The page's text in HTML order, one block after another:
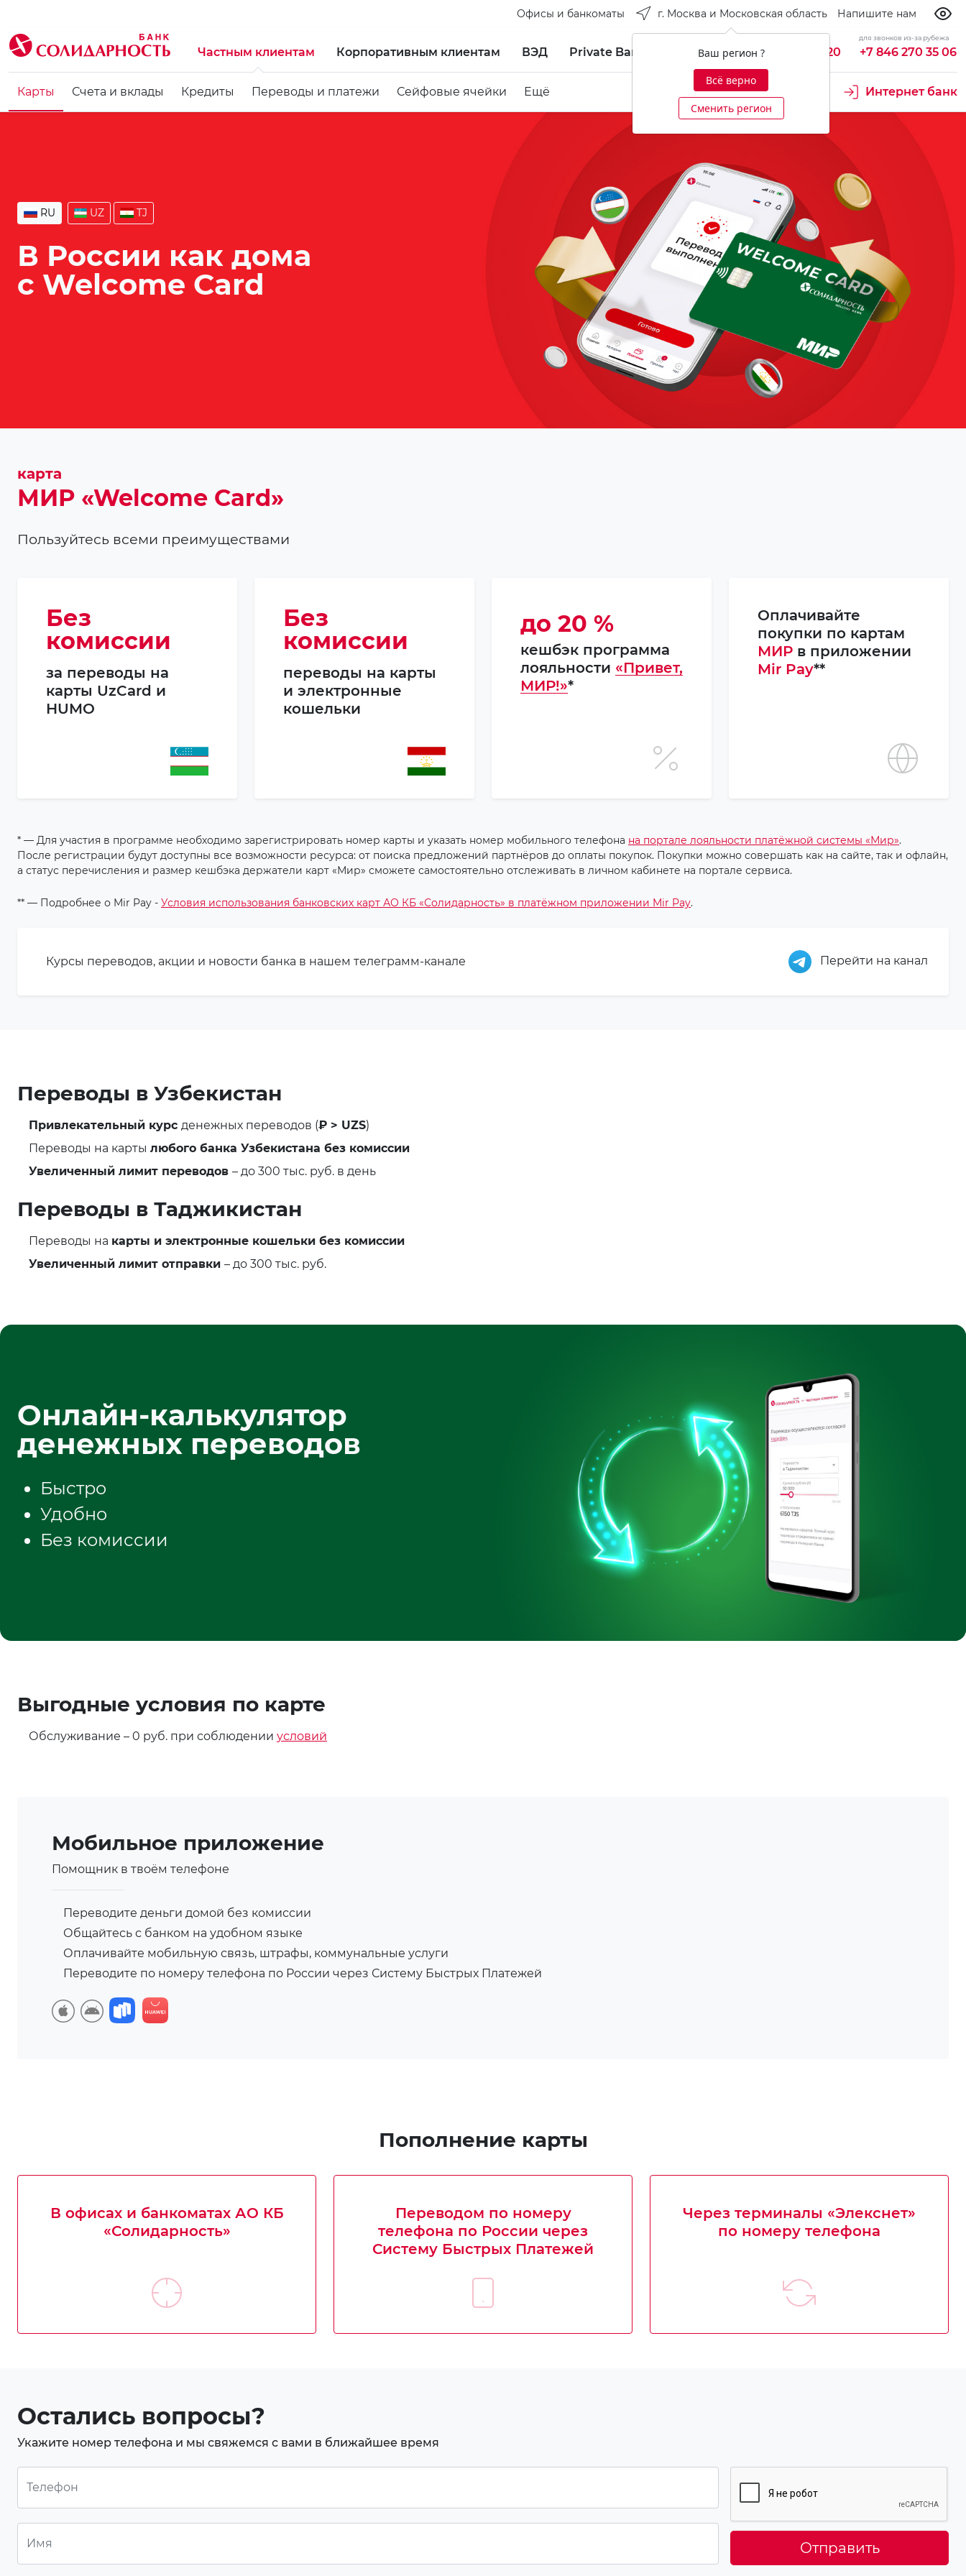
Офисы и банкоматы г. Москва и Московская область Напишите нам
Частным клиентам Корпоративным клиентам ВЭД Private Banking 8 800 700 92 20
для звонков из-за рубежа
+7 846 270 35 06
Карты Счета и вклады Кредиты Переводы и платежи Сейфовые ячейки Ещё Интернет банк
RU UZ TJ
В России как дома
с Welcome Card
карта
МИР «Welcome Card»
Пользуйтесь всеми преимуществами
Без
комиссии
за переводы на
карты UzCard и
HUMO
Без
комиссии
переводы на карты
и электронные
кошельки
до 20 %
кешбэк программа
лояльности «Привет,
МИР!»*
Оплачивайте
покупки по картам
МИР в приложении
Mir Pay**
* — Для участия в программе необходимо зарегистрировать номер карты и указать номер мобильного телефона на портале лояльности платёжной системы «Мир».
После регистрации будут доступны все возможности ресурса: от поиска предложений партнёров до оплаты покупок. Покупки можно совершать как на сайте, так и офлайн,
а статус перечисления и размер кешбэка держатели карт «Мир» сможете самостоятельно отслеживать в личном кабинете на портале сервиса.
** — Подробнее о Mir Pay - Условия использования банковских карт АО КБ «Солидарность» в платёжном приложении Mir Pay.
Курсы переводов, акции и новости банка в нашем телеграмм-канале Перейти на канал
Переводы в Узбекистан
Привлекательный курс денежных переводов (₽ > UZS)
Переводы на карты любого банка Узбекистана без комиссии
Увеличенный лимит переводов – до 300 тыс. руб. в день
Переводы в Таджикистан
Переводы на карты и электронные кошельки без комиссии
Увеличенный лимит отправки – до 300 тыс. руб.
Онлайн-калькулятор
денежных переводов
Быстро
Удобно
Без комиссии
Выгодные условия по карте
Обслуживание – 0 руб. при соблюдении условий
Мобильное приложение
Помощник в твоём телефоне
Переводите деньги домой без комиссии
Общайтесь с банком на удобном языке
Оплачивайте мобильную связь, штрафы, коммунальные услуги
Переводите по номеру телефона по России через Систему Быстрых Платежей
Пополнение карты
В офисах и банкоматах АО КБ
«Солидарность»
Переводом по номеру
телефона по России через
Систему Быстрых Платежей
Через терминалы «Элекснет»
по номеру телефона
Остались вопросы?
Укажите номер телефона и мы свяжемся с вами в ближайшее время
Телефон
Имя Отправить
Ваш регион ?
Всё верно
Сменить регион